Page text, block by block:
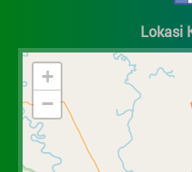
Lokasi
+
−